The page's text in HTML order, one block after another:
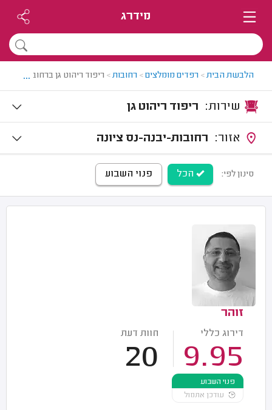
מידרג
הלבשת הבית> רפדים מומלצים> רחובות> ריפוד ריהוט גן ברחובות
...
ריפוד ריהוט גן
רחובות-יבנה-נס ציונה
סינון לפי: הכל פנוי השבוע
זוהר
דירוג כללי
9.95
חוות דעת
20
פנוי השבוע
עודכן אתמול